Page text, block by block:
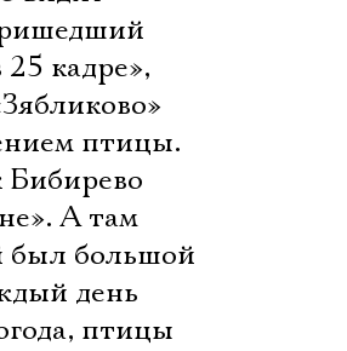
кадре», 
птицы.
Бибирево
А там
большой
день
птицы